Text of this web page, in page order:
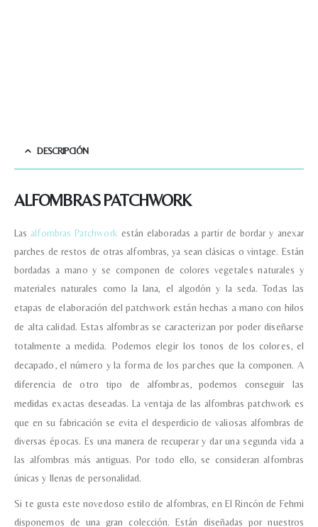
DESCRIPCIÓN
ALFOMBRAS PATCHWORK
Las alfombras Patchwork están elaboradas a partir de bordar y anexar
parches de restos de otras alfombras, ya sean clásicas o vintage. Están
bordadas a mano y se componen de colores vegetales naturales y
materiales naturales como la lana, el algodón y la seda.Todas las
etapas de elaboración del patchwork están hechas a mano con hilos
de alta calidad. Estas alfombras se caracterizan por poder diseñarse
totalmente a medida. Podemos elegir los tonos de los colores, el
decapado, el número y la forma de los parches que la componen. A
diferencia de otro tipo de alfombras, podemos conseguir las
medidas exactas deseadas.La ventaja de las alfombras patchwork es
que en su fabricación se evita el desperdicio de valiosas alfombras de
diversas épocas. Es una manera de recuperar y dar una segunda vida a
las alfombras más antiguas. Por todo ello, se consideran alfombras
únicas y llenas de personalidad.
Si te gusta este novedoso estilo de alfombras, en El Rincón de Fehmi
disponemos de una gran colección. Están diseñadas por nuestros